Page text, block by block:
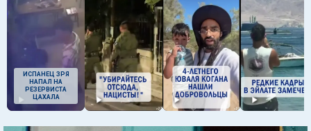
ИСПАНЕЦ ЗРЯ
НАПАЛ НА
РЕЗЕРВИСТА
ЦАХАЛА